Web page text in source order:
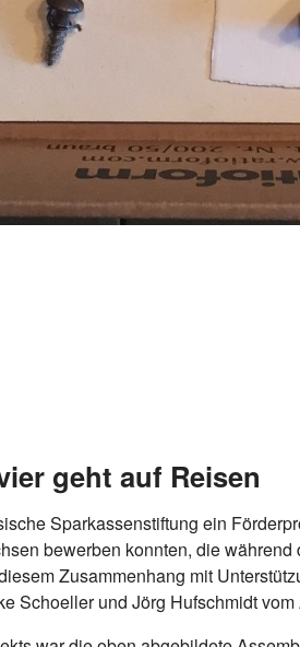
geht auf Reisen
Sparkassenstiftung ein
bewerben konnten, die
Zusammenhang mit
Schoeller und Jörg Hufschmidt